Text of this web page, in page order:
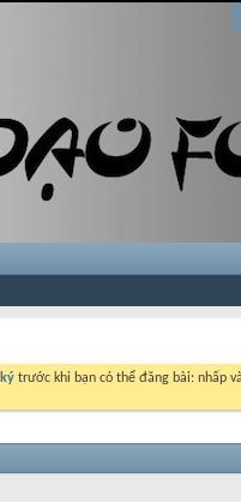
trước khi bạn có thể đăng bài: nhấp